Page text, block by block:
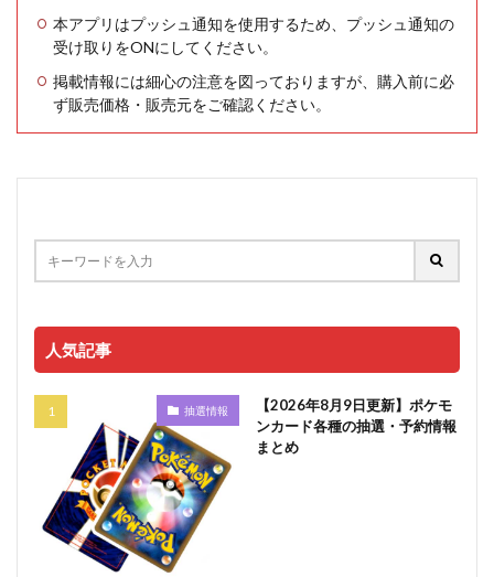
本アプリはプッシュ通知を使用するため、プッシュ通知の
受け取りをONにしてください。
掲載情報には細心の注意を図っておりますが、購入前に必
ず販売価格・販売元をご確認ください。
人気記事
抽選情報
【2026年8月9日更新】ポケモ
ンカード各種の抽選・予約情報
まとめ